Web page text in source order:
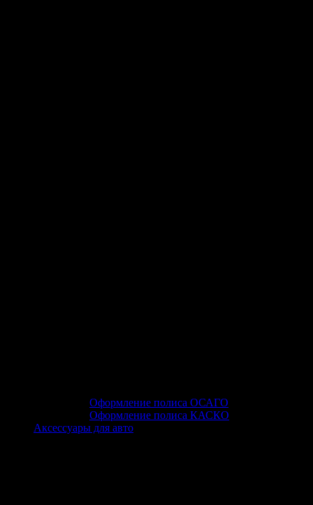
Оформление полиса ОСАГО
Оформление полиса КАСКО
Аксессуары для авто